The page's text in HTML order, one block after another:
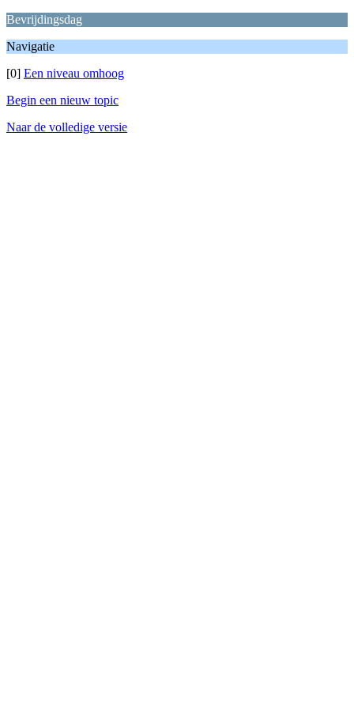
Bevrijdingsdag
Navigatie
[0] Een niveau omhoog
Begin een nieuw topic
Naar de volledige versie